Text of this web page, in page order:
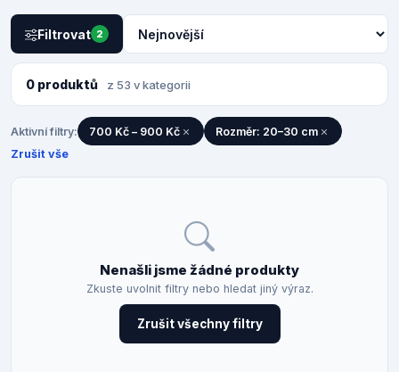
Filtrovat 2
0 produktů z 53 v kategorii
Aktivní filtry: 700 Kč – 900 Kč
Rozměr: 20–30 cm
Zrušit vše
Nenašli jsme žádné produkty
Zkuste uvolnit filtry nebo hledat jiný výraz.
Zrušit všechny filtry